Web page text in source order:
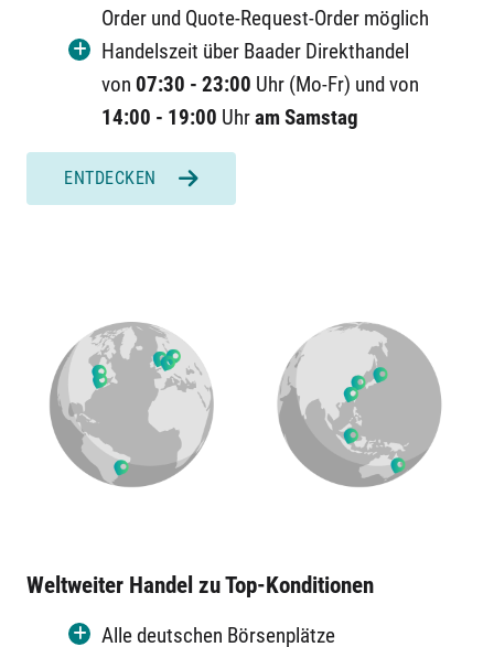
Order und Quote-Request-Order möglich
Handelszeit über Baader Direkthandel
von 07:30 - 23:00 Uhr (Mo-Fr) und von
14:00 - 19:00 Uhram Samstag
ENTDECKEN
Weltweiter Handel zu Top-Konditionen
Alle deutschen Börsenplätze